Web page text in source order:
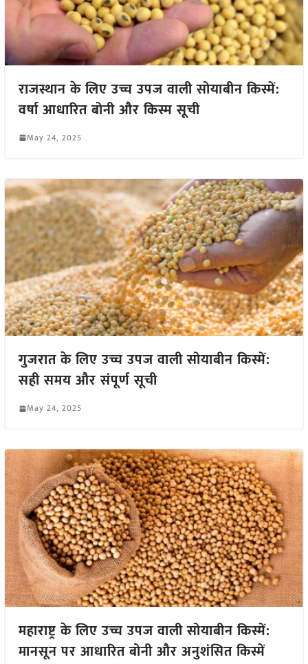
राजस्थान के लिए उच्च उपज वाली सोयाबीन किस्में:
वर्षा आधारित बोनी और किस्म सूची
May 24, 2025
गुजरात के लिए उच्च उपज वाली सोयाबीन किस्में:
सही समय और संपूर्ण सूची
May 24, 2025
महाराष्ट्र के लिए उच्च उपज वाली सोयाबीन किस्में:
मानसून पर आधारित बोनी और अनुशंसित किस्में